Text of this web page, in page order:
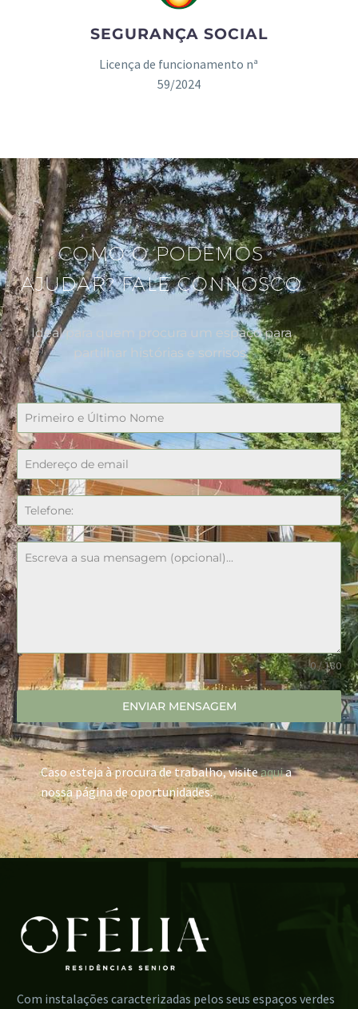
SEGURANÇA SOCIAL
Licença de funcionamento nª
59/2024
COMO O PODEMOS
AJUDAR? FALE CONNOSCO
Ideal para quem procura um espaço para
partilhar histórias e sorrisos.
0 / 180
ENVIAR MENSAGEM
Caso esteja à procura de trabalho, visiteaquia
nossa página de oportunidades.
Com instalações caracterizadas pelos seus espaços verdes